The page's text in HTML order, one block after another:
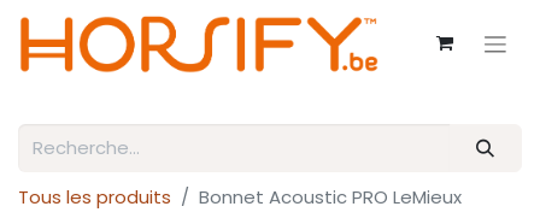
Tous les produits Bonnet Acoustic PRO LeMieux